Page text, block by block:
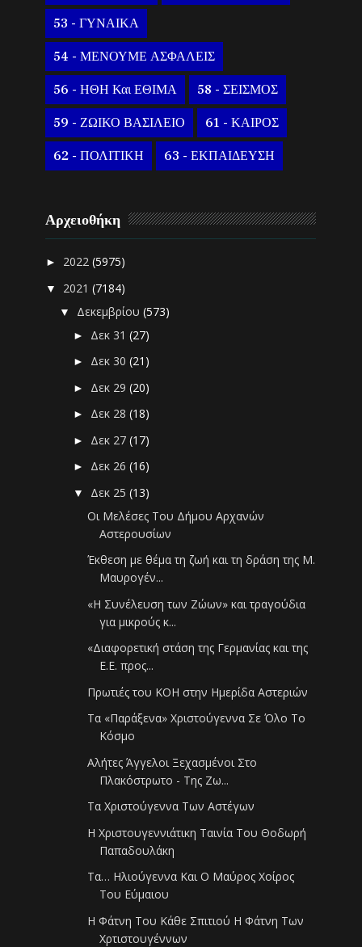
53 - ΓΥΝΑΙΚΑ
54 - ΜΕΝΟΥΜΕ ΑΣΦΑΛΕΙΣ
56 - ΗΘΗ Και ΕΘΙΜΑ 58 - ΣΕΙΣΜΟΣ
59 - ΖΩΙΚΟ ΒΑΣΙΛΕΙΟ 61 - ΚΑΙΡΟΣ
62 - ΠΟΛΙΤΙΚΗ 63 - ΕΚΠΑΙΔΕΥΣΗ
Αρχειοθήκη
► 2022(5975)
▼ 2021(7184)
▼ Δεκεμβρίου(573)
► Δεκ 31(27)
► Δεκ 30(21)
► Δεκ 29(20)
► Δεκ 28(18)
► Δεκ 27(17)
► Δεκ 26(16)
▼ Δεκ 25(13)
Οι Μελέσες Του Δήμου Αρχανών
Αστερουσίων
Έκθεση με θέμα τη ζωή και τη δράση της Μ.
Μαυρογέν...
«Η Συνέλευση των Ζώων» και τραγούδια
για μικρούς κ...
«Διαφορετική στάση της Γερμανίας και της
Ε.Ε. προς...
Πρωτιές του ΚΟΗ στην Ημερίδα Αστεριών
Τα «Παράξενα» Χριστούγεννα Σε Όλο Το
Κόσμο
Αλήτες Άγγελοι Ξεχασμένοι Στο
Πλακόστρωτο - Της Ζω...
Τα Χριστούγεννα Των Αστέγων
Η Χριστουγεννιάτικη Ταινία Του Θοδωρή
Παπαδουλάκη
Τα… Ηλιούγεννα Και Ο Μαύρος Χοίρος
Του Εύμαιου
Η Φάτνη Του Κάθε Σπιτιού Η Φάτνη Των
Χρτιστουγέννων